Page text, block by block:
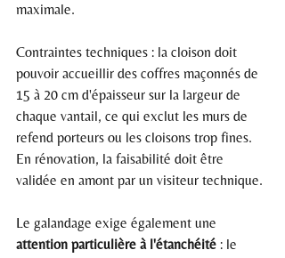
maximale.
Contraintes techniques : la cloison doit
pouvoir accueillir des coffres maçonnés de
15 à 20 cm d'épaisseur sur la largeur de
chaque vantail, ce qui exclut les murs de
refend porteurs ou les cloisons trop fines.
En rénovation, la faisabilité doit être
validée en amont par un visiteur technique.
Le galandage exige également une
attention particulière à l'étanchéité : le